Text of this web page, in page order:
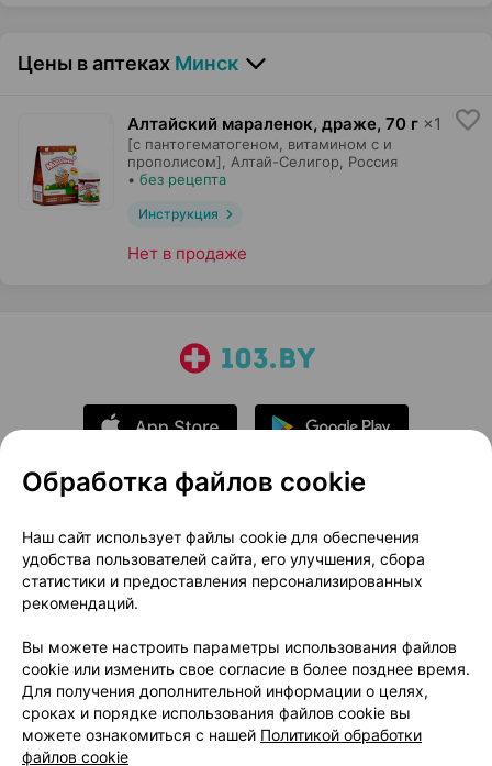
Цены в аптеках Минск
Алтайский мараленок, драже, 70 г ×1
[с пантогематогеном, витамином с и
прополисом], Алтай-Селигор, Россия
• без рецепта
Инструкция
Нет в продаже
О проекте
Новости проекта
Размещение рекламы
Медицинский маркетинг
Публичный договор
Доставка
Способы оплаты
Вакансии
Партнеры
Написать руководителю 103.by
Написать в поддержку
Персональные настройки Cookie
Обработка файлов cookie
Наш сайт использует файлы cookie для обеспечения
удобства пользователей сайта, его улучшения, сбора
статистики и предоставления персонализированных
рекомендаций.
Вы можете настроить параметры использования файлов
cookie или изменить свое согласие в более позднее время.
Для получения дополнительной информации о целях,
сроках и порядке использования файлов cookie вы
можете ознакомиться с нашей Политикой обработки
файлов cookie